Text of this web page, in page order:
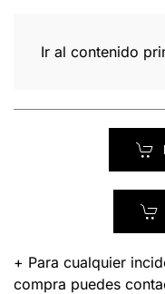
Ir al contenido
+ Para cualquier
compra puedes